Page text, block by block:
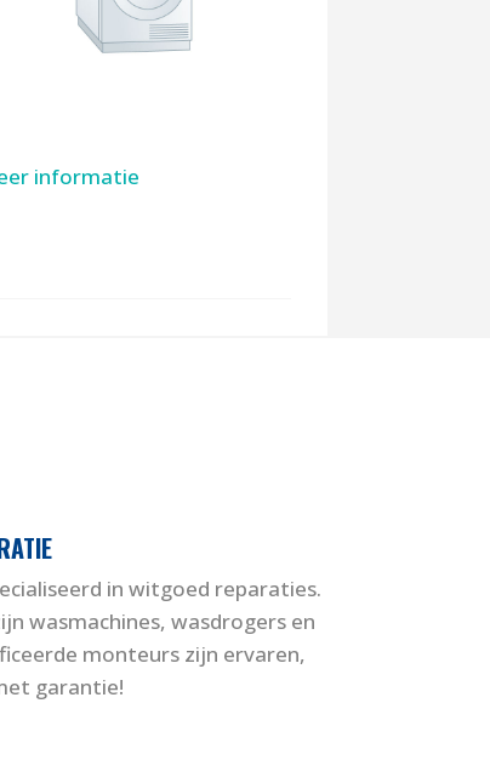
informatie
in witgoed reparaties.
wasmachines, wasdrogers en
monteurs zijn ervaren,
garantie!